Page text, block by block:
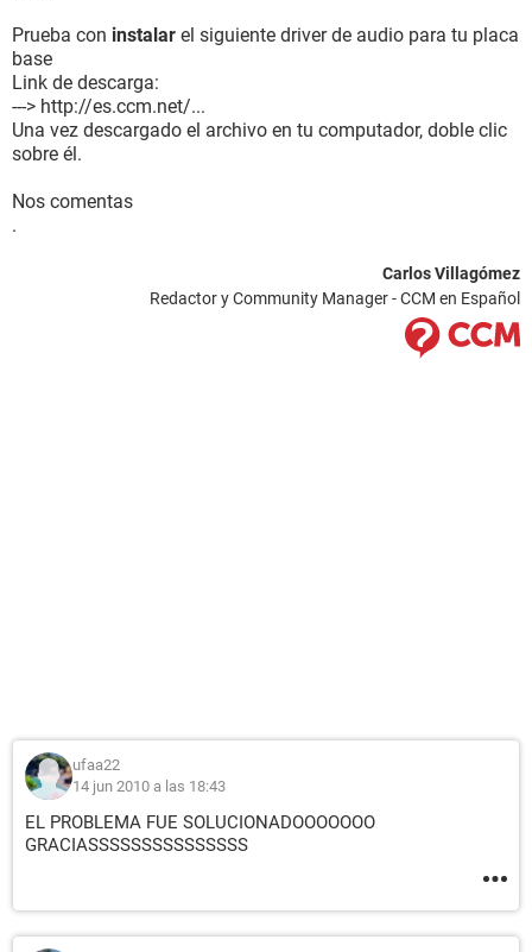
Prueba con instalar el siguiente driver de audio para tu placa
base
Link de descarga:
---> http://es.ccm.net/...
Una vez descargado el archivo en tu computador, doble clic
sobre él.
Nos comentas
.
Carlos Villagómez
Redactor y Community Manager - CCM en Español
ufaa22
14 jun 2010 a las 18:43
EL PROBLEMA FUE SOLUCIONADOOOOOOO
GRACIASSSSSSSSSSSSSSS